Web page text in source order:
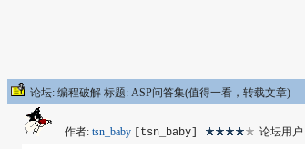
论坛: 编程破解 标题: ASP问答集(值得一看，转载文章)
作者: tsn_baby [tsn_baby] 论坛用户